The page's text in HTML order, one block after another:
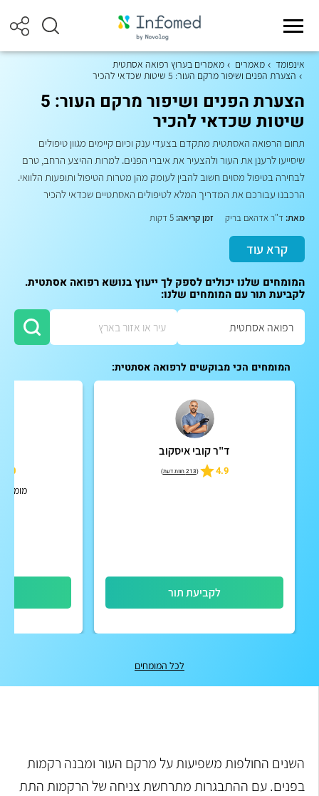
אינפומד מאמרים
מאמרים בערוץ רפואה אסתטית
הצערת הפנים ושיפור מרקם העור: 5 שיטות שכדאי להכיר
הצערת הפנים ושיפור מרקם העור: 5
שיטות שכדאי להכיר
תחום הרפואה האסתטית מתקדם בצעדי ענק וכיום קיימים מגוון טיפולים
שיסייעו לרענן את העור ולהצעיר את איברי הפנים. למרות ההיצע הרחב, טרם
לבחירה בטיפול מסוים חשוב להבין לעומק מהן מטרות הטיפול ותופעות הלוואי.
הרכבנו עבורכם את המדריך המלא לטיפולים האסתטיים שכדאי להכיר
מאת: ד"ר אדהאם בריק זמן קריאה:
קרא עוד
המומחים שלנו יכולים לספק לך ייעוץ בנושא רפואה אסתטית.
לקביעת תור עם המומחים שלנו:
המומחים הכי מבוקשים לרפואה אסתטית:
ד"ר קובי איסקוב
4.9
(213 חוות דעת )
לקביעת תור
5.0
מומחית
לכל המומחים
השנים החולפות משפיעות על מרקם העור ומבנה רקמות
בפנים. עם ההתבגרות מתרחשת צניחה של הרקמות התת